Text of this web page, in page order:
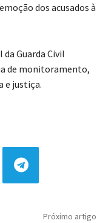
dos acusados à
Guarda Civil
de monitoramento,
e justiça.
Próximo artigo